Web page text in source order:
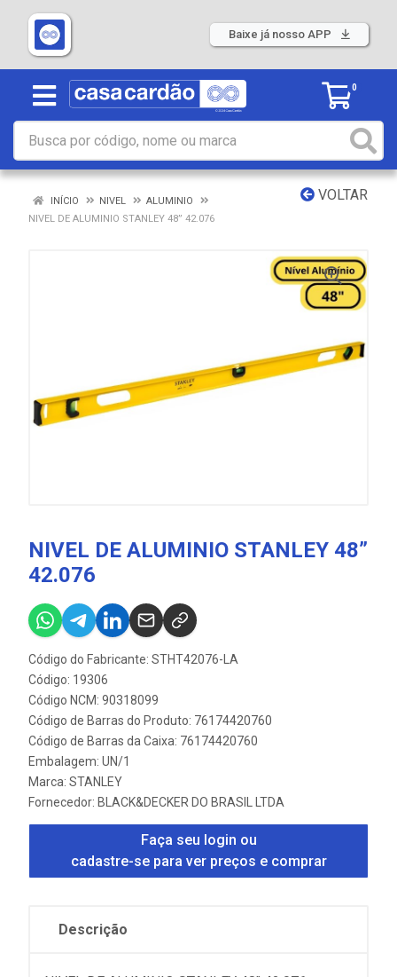
Baixe já nosso APP
0
VOLTAR
INÍCIO NIVEL
ALUMINIO
NIVEL DE ALUMINIO STANLEY 48” 42.076
NIVEL DE ALUMINIO STANLEY 48”
42.076
Código do Fabricante: STHT42076-LA
Código: 19306
Código NCM: 90318099
Código de Barras do Produto: 76174420760
Código de Barras da Caixa: 76174420760
Embalagem: UN/1
Marca: STANLEY
Fornecedor: BLACK&DECKER DO BRASIL LTDA
Faça seu login ou
cadastre-se para ver preços e comprar
Descrição